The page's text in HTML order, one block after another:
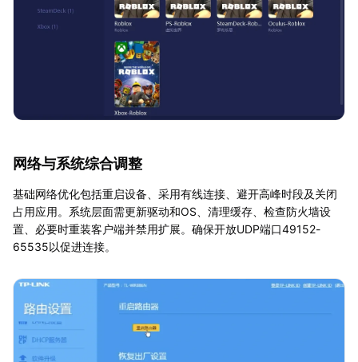
网络与系统综合调整
基础网络优化包括重启设备、采用有线连接、避开高峰时段及关闭
占用应用。系统层面需更新驱动和OS、清理缓存、检查防火墙设
置、必要时重装客户端并禁用扩展。确保开放UDP端口49152-
65535以促进连接。